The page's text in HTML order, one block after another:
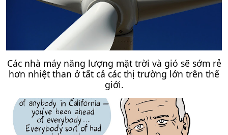
Các nhà máy năng lượng mặt trời và gió sẽ sớm rẻ
hơn nhiệt than ở tất cả các thị trường lớn trên thế
giới.